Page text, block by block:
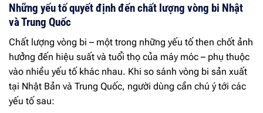
Những yếu tố quyết định đến chất lượng vòng bi Nhật
và Trung Quốc
Chất lượng vòng bi – một trong những yếu tố then chốt ảnh
hưởng đến hiệu suất và tuổi thọ của máy móc – phụ thuộc
vào nhiều yếu tố khác nhau. Khi so sánh vòng bi sản xuất
tại Nhật Bản và Trung Quốc, người dùng cần chú ý tới các
yếu tố sau: